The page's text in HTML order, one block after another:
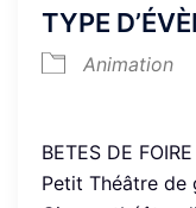
TYPE
Animation
BETES DE FOIRE
Petit Théâtre de